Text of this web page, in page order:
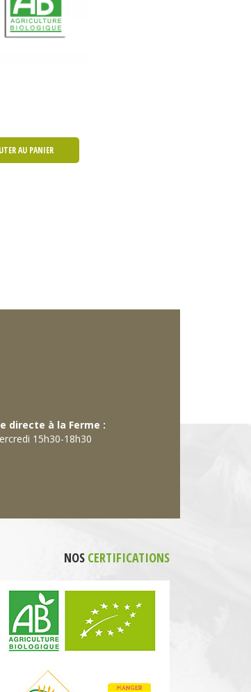
AU PANIER
directe à la Ferme :
15h30-18h30
NOS CERTIFICATIONS